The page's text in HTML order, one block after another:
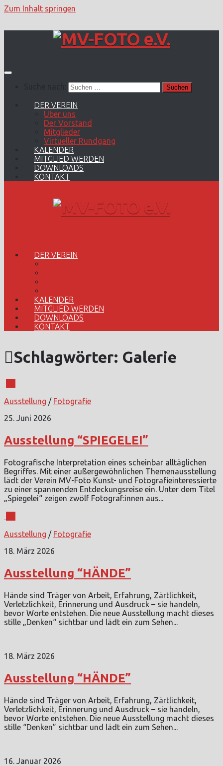
Zum Inhalt springen
DER VEREIN
Über uns
Der Vorstand
Mitglieder
Virtueller Rundgang
KALENDER
MITGLIED WERDEN
DOWNLOADS
KONTAKT
DER VEREIN
KALENDER
MITGLIED WERDEN
DOWNLOADS
KONTAKT
Schlagwörter: Galerie
Ausstellung / Fotografie
25. Juni 2026
Ausstellung “SPIEGELEI”
Fotografische Interpretation eines scheinbar alltäglichen
Begriffes. Mit einer außergewöhnlichen Themenausstellung
lädt der Verein MV-Foto Kunst- und Fotografieinteressierte
zu einer spannenden Entdeckungsreise ein. Unter dem Titel
„Spiegelei“ zeigen zwölf Fotograf:innen aus...
Ausstellung / Fotografie
18. März 2026
Ausstellung “HÄNDE”
Hände sind Träger von Arbeit, Erfahrung, Zärtlichkeit,
Verletzlichkeit, Erinnerung und Ausdruck – sie handeln,
bevor Worte entstehen. Die neue Ausstellung macht dieses
stille „Denken“ sichtbar und lädt ein zum Sehen...
18. März 2026
Ausstellung “HÄNDE”
Hände sind Träger von Arbeit, Erfahrung, Zärtlichkeit,
Verletzlichkeit, Erinnerung und Ausdruck – sie handeln,
bevor Worte entstehen. Die neue Ausstellung macht dieses
stille “Denken” sichtbar und lädt ein zum Sehen...
16. Januar 2026